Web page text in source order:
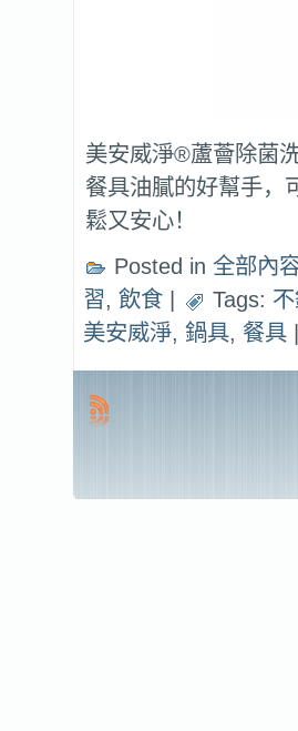
美安威淨®蘆薈除菌
餐具油膩的好幫手，
鬆又安心！
Posted in 全部內
習, 飲食 Tags:
美安威淨, 鍋具, 餐具